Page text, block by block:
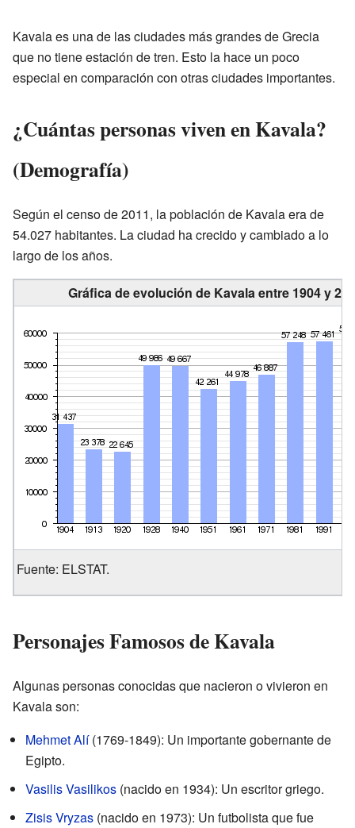
Kavala es una de las ciudades más grandes de Grecia
que no tiene estación de tren. Esto la hace un poco
especial en comparación con otras ciudades importantes.
¿Cuántas personas viven en Kavala?
(Demografía)
Según el censo de 2011, la población de Kavala era de
54.027 habitantes. La ciudad ha crecido y cambiado a lo
largo de los años.
Gráfica de evolución de Kavala entre 1904 y
Fuente: ELSTAT.
Personajes Famosos de Kavala
Algunas personas conocidas que nacieron o vivieron en
Kavala son:
Mehmet Alí(1769-1849): Un importante gobernante de
Egipto.
Vasilis Vasilikos (nacido en 1934): Un escritor griego.
Zisis Vryzas (nacido en 1973): Un futbolista que fue